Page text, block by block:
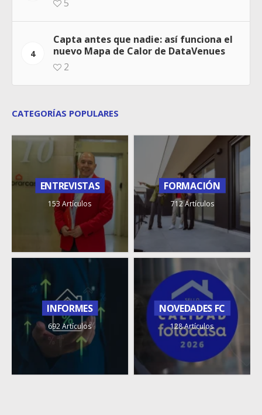
5
4
Capta antes que nadie: así funciona el
nuevo Mapa de Calor de DataVenues
2
CATEGORÍAS POPULARES
ENTREVISTAS
153 Artículos
FORMACIÓN
712 Artículos
INFORMES
692 Artículos
NOVEDADES FC
128 Artículos